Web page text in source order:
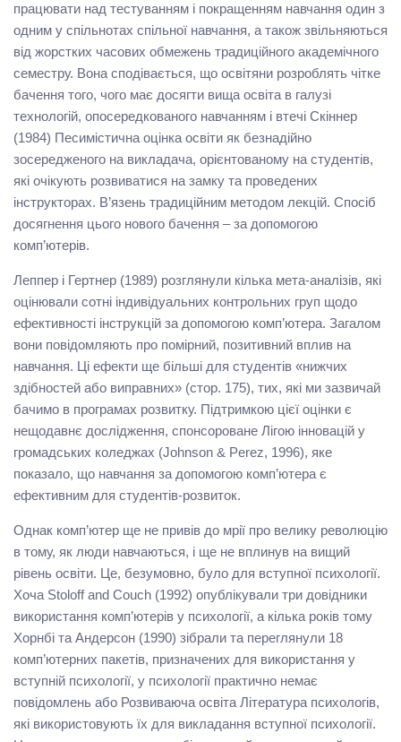
працювати над тестуванням і покращенням навчання один з
одним у спільнотах спільної навчання, а також звільняються
від жорстких часових обмежень традиційного академічного
семестру. Вона сподівається, що освітяни розроблять чітке
бачення того, чого має досягти вища освіта в галузі
технологій, опосередкованого навчанням і втечі Скіннер
(1984) Песимістична оцінка освіти як безнадійно
зосередженого на викладача, орієнтованому на студентів,
які очікують розвиватися на замку та проведених
інструкторах. В’язень традиційним методом лекцій. Спосіб
досягнення цього нового бачення – за допомогою
комп’ютерів.
Леппер і Гертнер (1989) розглянули кілька мета-аналізів, які
оцінювали сотні індивідуальних контрольних груп щодо
ефективності інструкцій за допомогою комп’ютера. Загалом
вони повідомляють про помірний, позитивний вплив на
навчання. Ці ефекти ще більші для студентів «нижчих
здібностей або виправних» (стор. 175), тих, які ми зазвичай
бачимо в програмах розвитку. Підтримкою цієї оцінки є
нещодавнє дослідження, спонсороване Лігою інновацій у
громадських коледжах (Johnson & Perez, 1996), яке
показало, що навчання за допомогою комп’ютера є
ефективним для студентів-розвиток.
Однак комп’ютер ще не привів до мрії про велику революцію
в тому, як люди навчаються, і ще не вплинув на вищий
рівень освіти. Це, безумовно, було для вступної психології.
Хоча Stoloff and Couch (1992) опублікували три довідники
використання комп’ютерів у психології, а кілька років тому
Хорнбі та Андерсон (1990) зібрали та переглянули 18
комп’ютерних пакетів, призначених для використання у
вступній психології, у психології практично немає
повідомлень або Розвиваюча освіта Література психологів,
які використовують їх для викладання вступної психології.